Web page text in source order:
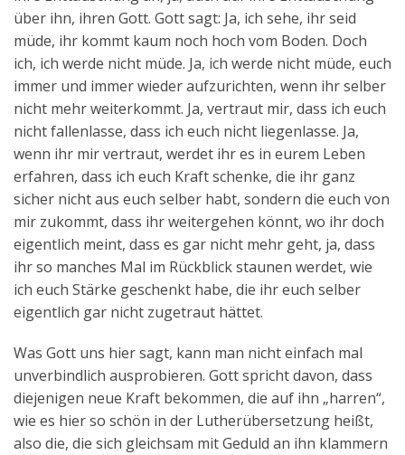
über ihn, ihren Gott. Gott sagt: Ja, ich sehe, ihr seid
müde, ihr kommt kaum noch hoch vom Boden. Doch
ich, ich werde nicht müde. Ja, ich werde nicht müde, euch
immer und immer wieder aufzurichten, wenn ihr selber
nicht mehr weiterkommt. Ja, vertraut mir, dass ich euch
nicht fallenlasse, dass ich euch nicht liegenlasse. Ja,
wenn ihr mir vertraut, werdet ihr es in eurem Leben
erfahren, dass ich euch Kraft schenke, die ihr ganz
sicher nicht aus euch selber habt, sondern die euch von
mir zukommt, dass ihr weitergehen könnt, wo ihr doch
eigentlich meint, dass es gar nicht mehr geht, ja, dass
ihr so manches Mal im Rückblick staunen werdet, wie
ich euch Stärke geschenkt habe, die ihr euch selber
eigentlich gar nicht zugetraut hättet.
Was Gott uns hier sagt, kann man nicht einfach mal
unverbindlich ausprobieren. Gott spricht davon, dass
diejenigen neue Kraft bekommen, die auf ihn „harren“,
wie es hier so schön in der Lutherübersetzung heißt,
also die, die sich gleichsam mit Geduld an ihn klammern